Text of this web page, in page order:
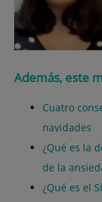
Además, este
Cuatro
navidades
¿Qué es la
de la
¿Qué es el